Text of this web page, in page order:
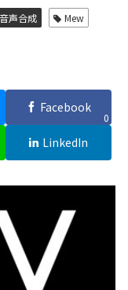
声合成
Mew
Facebook
0
LinkedIn